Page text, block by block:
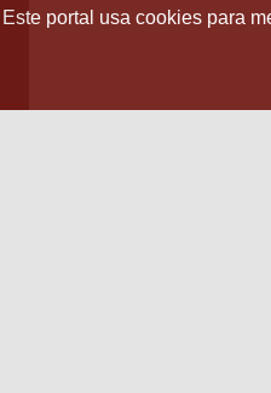
Este portal usa cookies para